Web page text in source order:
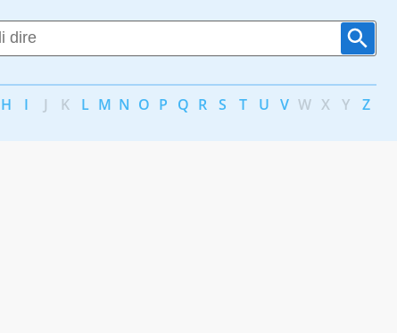
H I J K L M N O P Q R S T U V W X Y Z